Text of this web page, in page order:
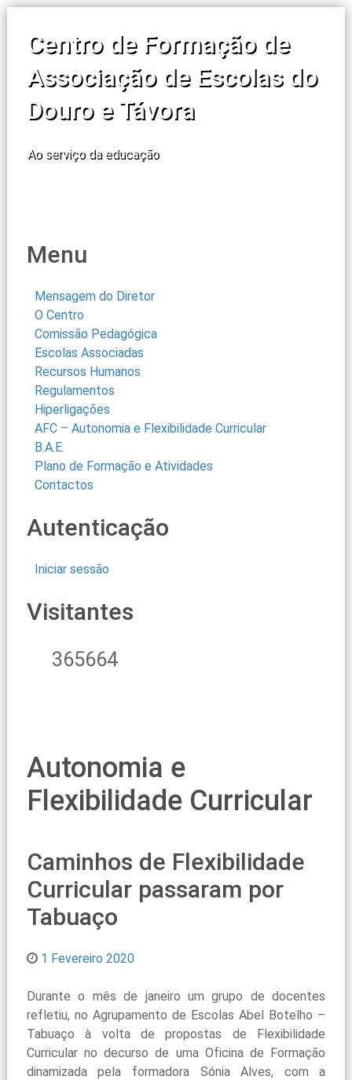
Centro de Formação de
Associação de Escolas do
Douro e Távora
Ao serviço da educação
Menu
Mensagem do Diretor
O Centro
Comissão Pedagógica
Escolas Associadas
Recursos Humanos
Regulamentos
Hiperligações
AFC – Autonomia e Flexibilidade Curricular
B.A.E.
Plano de Formação e Atividades
Contactos
Autenticação
Iniciar sessão
Visitantes
365664
Autonomia e
Flexibilidade Curricular
Caminhos de Flexibilidade
Curricular passaram por
Tabuaço
1 Fevereiro 2020
Durante o mês de janeiro um grupo de docentes
refletiu, no Agrupamento de Escolas Abel Botelho –
Tabuaço à volta de propostas de Flexibilidade
Curricular no decurso de uma Oficina de Formação
dinamizada pela formadora Sónia Alves, com a